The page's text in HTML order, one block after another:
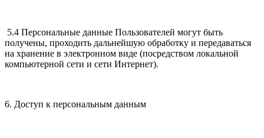
5.4 Персональные данные Пользователей могут быть
получены, проходить дальнейшую обработку и передаваться
на хранение в электронном виде (посредством локальной
компьютерной сети и сети Интернет).
6. Доступ к персональным данным